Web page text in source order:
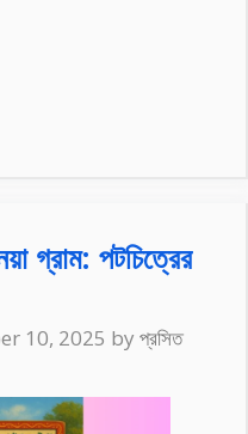
গ্রাম: পটচিত্রের
10, 2025 by প্রসিত